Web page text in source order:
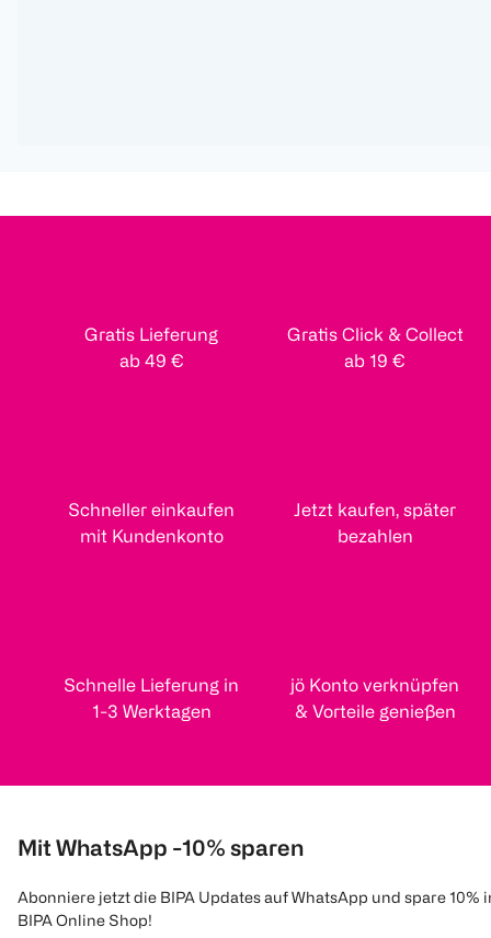
Gratis Lieferung
ab 49 €
Gratis Click & Collect
ab 19 €
Schneller einkaufen
mit Kundenkonto
Jetzt kaufen, später
bezahlen
Schnelle Lieferung in
1-3 Werktagen
jö Konto verknüpfen
& Vorteile genießen
Mit WhatsApp -10% sparen
Abonniere jetzt die BIPA Updates auf WhatsApp und spare 10%
BIPA Online Shop!